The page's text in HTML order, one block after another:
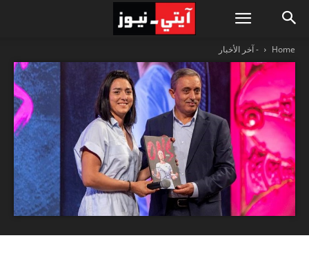
Home - آخر الأخبار